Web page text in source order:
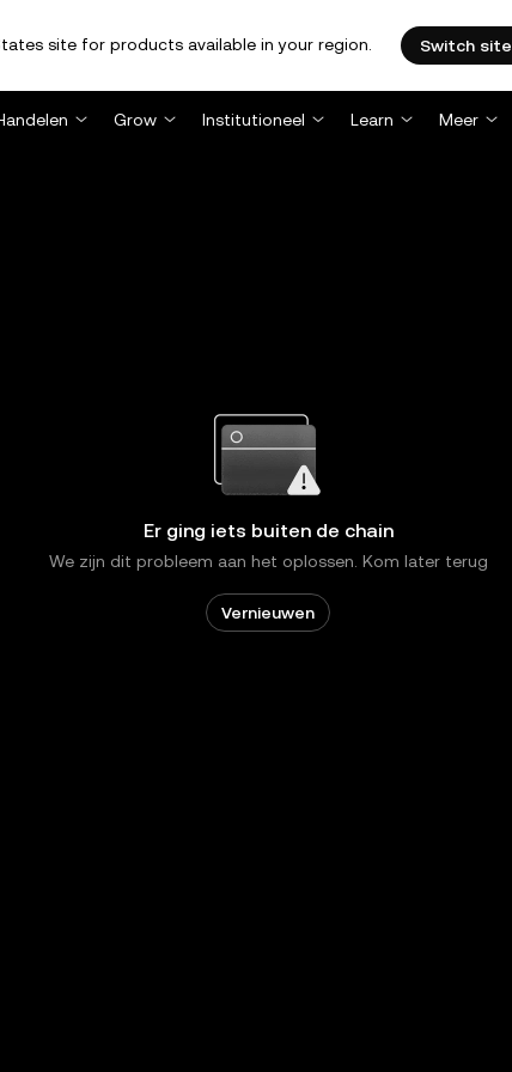
site for products available in your region. Switch site
Grow Institutioneel Learn Meer
Er ging iets buiten de chain
We zijn dit probleem aan het oplossen. Kom later terug
Vernieuwen